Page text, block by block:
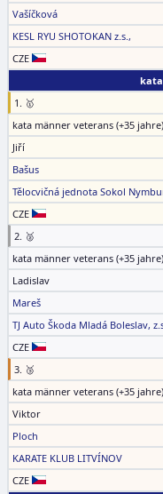
Vašíčková
KESL RYU SHOTOKAN z.s.,
CZE
1. 🥇
kata männer veterans (+35 jahre)
Jiří
Bašus
Tělocvičná jednota Sokol
CZE
2. 🥈
kata männer veterans (+35 jahre)
Ladislav
Mareš
TJ Auto Škoda Mladá Boleslav,
CZE
3. 🥉
kata männer veterans (+35 jahre)
Viktor
Ploch
KARATE KLUB LITVÍNOV
CZE